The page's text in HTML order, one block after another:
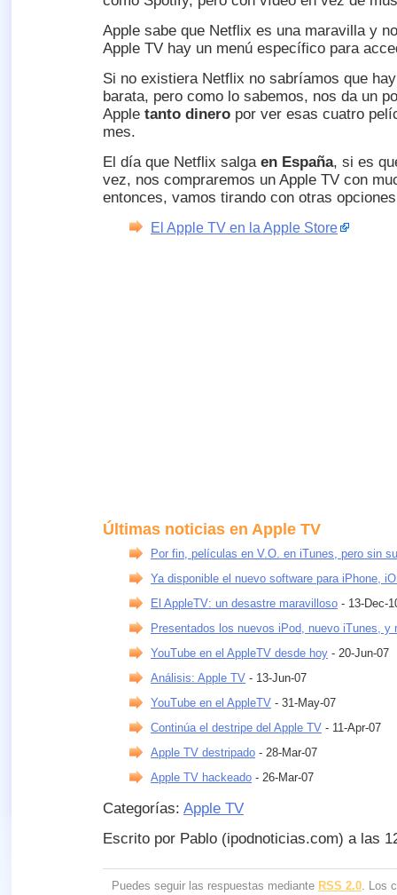
Apple sabe que Netflix es una maravilla y
Apple TV hay un menú específico para
Si no existiera Netflix no sabríamos que
barata, pero como lo sabemos, nos da un
Apple tanto dinero por ver esas cuatro
mes.
El día que Netflix salga en España, si es
vez, nos compraremos un Apple TV con
entonces, vamos tirando con otras
El Apple TV en la Apple Store
Últimas noticias en Apple TV
Por fin, películas en V.O. en iTunes, pero sin
Ya disponible el nuevo software para iPhone,
El AppleTV: un desastre maravilloso - 13-Dec-
Presentados los nuevos iPod, nuevo iTunes, y
YouTube en el AppleTV desde hoy - 20-Jun-07
Análisis: Apple TV - 13-Jun-07
YouTube en el AppleTV - 31-May-07
Continúa el destripe del Apple TV - 11-Apr-07
Apple TV destripado - 28-Mar-07
Apple TV hackeado - 26-Mar-07
Categorías: Apple TV
Escrito por Pablo (ipodnoticias.com) a las
Puedes seguir las respuestas mediante RSS 2.0. Los